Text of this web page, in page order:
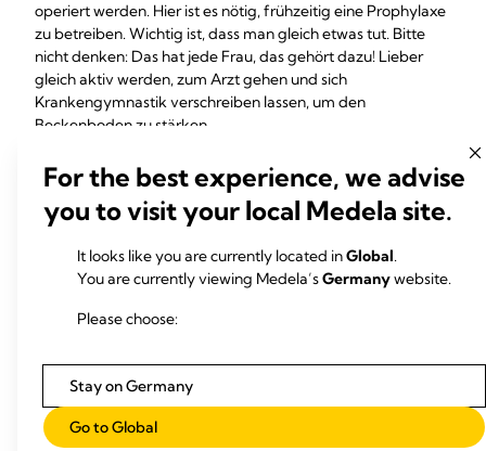
operiert werden. Hier ist es nötig, frühzeitig eine Prophylaxe
zu betreiben. Wichtig ist, dass man gleich etwas tut. Bitte
nicht denken: Das hat jede Frau, das gehört dazu! Lieber
gleich aktiv werden, zum Arzt gehen und sich
Krankengymnastik verschreiben lassen, um den
Beckenboden zu stärken.
Was braucht der Beckenboden nach der Geburt?
Nach der Geburt geht es darum, den Beckenboden zu
festigen, um den Zustand vor der Schwangerschaft
möglichst wiederherzustellen. Erstmal sollte man den
Beckenboden unbedingt schonen. Gerade in unserer
perfekt aussehen. Das geht aber gar nicht. Aus meiner Sicht
wirklich acht Wochen immer wieder hinlegen und sich
schonen. Am besten packt sie sich dabei so oft wie möglich
ein Kissen unter den Po, damit der Beckenboden
hochgelagert und entlastet wird.
For the best experience, we advise
you to visit your local Medela site.
It looks like you are currently located inGlobal.
You are currently viewing Medela’sGermanywebsite.
Please choose:
Stay on Germany
Go to Global